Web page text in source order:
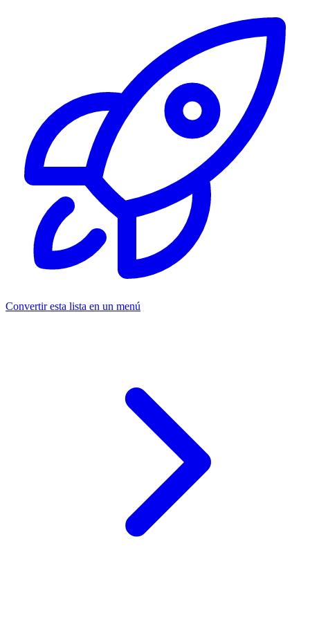
Convertir esta lista en un menú